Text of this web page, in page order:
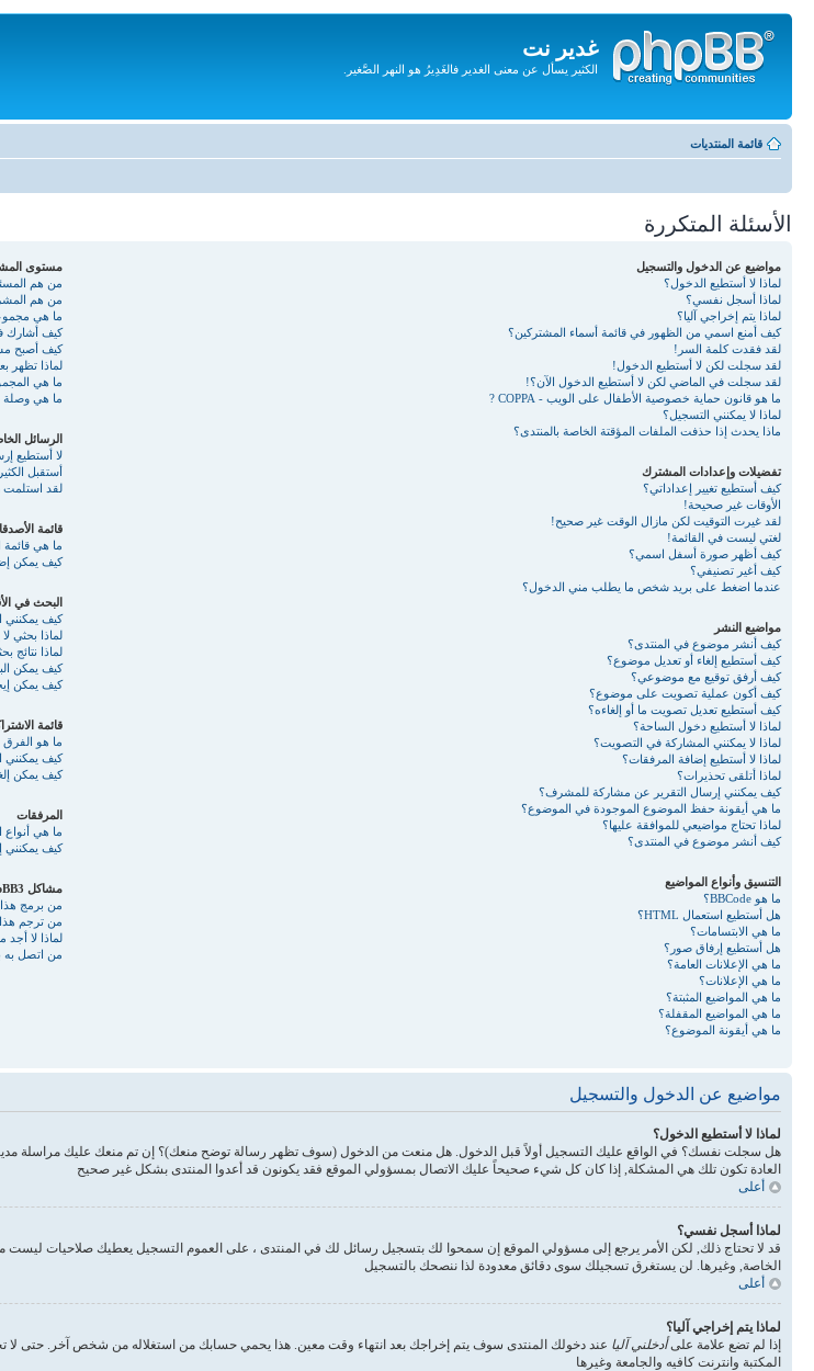
غدير نت
الكثير يسأل عن معنى الغدير فالغَدِيرُ هو النهر الصَّغير.
المحتويات
قائمة المنتديات
الأسئلة المتكررة
مواضيع عن الدخول والتسجيل
لماذا لا أستطيع الدخول؟
لماذا أسجل نفسي؟
لماذا يتم إخراجي آليا؟
كيف أمنع اسمي من الظهور في قائمة أسماء المشتركين؟
لقد فقدت كلمة السر!
لقد سجلت لكن لا أستطيع الدخول!
لقد سجلت في الماضي لكن لا أستطيع الدخول الآن؟!
ما هو قانون حماية خصوصية الأطفال على الويب - COPPA ?
لماذا لا يمكنني التسجيل؟
ماذا يحدث إذا حذفت الملفات المؤقتة الخاصة بالمنتدى؟
تفضيلات وإعدادات المشترك
كيف أستطيع تغيير إعداداتي؟
الأوقات غير صحيحة!
لقد غيرت التوقيت لكن مازال الوقت غير صحيح!
لغتي ليست في القائمة!
كيف أظهر صورة أسفل اسمي؟
كيف أغير تصنيفي؟
عندما اضغط على بريد شخص ما يطلب مني الدخول؟
مواضيع النشر
كيف أنشر موضوع في المنتدى؟
كيف أستطيع إلغاء أو تعديل موضوع؟
كيف أرفق توقيع مع موضوعي؟
كيف أكون عملية تصويت على موضوع؟
كيف أستطيع تعديل تصويت ما أو إلغاءه؟
لماذا لا أستطيع دخول الساحة؟
لماذا لا يمكنني المشاركة في التصويت؟
لماذا لا أستطيع إضافة المرفقات؟
لماذا أتلقى تحذيرات؟
كيف يمكنني إرسال التقرير عن مشاركة للمشرف؟
ما هي أيقونة حفظ الموضوع الموجودة في الموضوع؟
لماذا تحتاج مواضيعي للموافقة عليها؟
كيف أنشر موضوع في المنتدى؟
التنسيق وأنواع المواضيع
ما هو BBCode؟
هل أستطيع استعمال HTML؟
ما هي الابتسامات؟
هل أستطيع إرفاق صور؟
ما هي الإعلانات العامة؟
ما هي الإعلانات؟
ما هي المواضيع المثبتة؟
ما هي المواضيع المقفلة؟
ما هي أيقونة الموضوع؟
مستوى
من هم
من هم
ما هي
كيف أشارك
كيف أصبح
لماذا تظهر
ما هي
ما هي وصلة
الرسائل
لا أستطيع
أستقبل
لقد استلمت
قائمة
ما هي قائمة
كيف يمكن
البحث في
كيف يمكنني
لماذا بحثي
لماذا نتائج
كيف يمكن
كيف يمكن
قائمة
ما هو الفرق
كيف يمكنني
كيف يمكن
المرفقات
ما هي
كيف يمكنني
مشاكل phpBB3
من برمج هذا
من ترجم هذا
لماذا لا أجد
من اتصل به
مواضيع عن الدخول والتسجيل
لماذا لا أستطيع الدخول؟
هل سجلت نفسك؟ في الواقع عليك التسجيل أولاً قبل الدخول. هل منعت من الدخول (سوف تظهر رسالة توضح منعك)؟ إن تم منعك عليك مراسلة
العادة تكون تلك هي المشكلة, إذا كان كل شيء صحيحاً عليك الاتصال بمسؤولي الموقع فقد يكونون قد أعدوا المنتدى بشكل غير صحيح
أعلى
لماذا أسجل نفسي؟
قد لا تحتاج ذلك, لكن الأمر يرجع إلى مسؤولي الموقع إن سمحوا لك بتسجيل رسائل لك في المنتدى ، على العموم التسجيل يعطيك صلاحيات
الخاصة, وغيرها. لن يستغرق تسجيلك سوى دقائق معدودة لذا ننصحك بالتسجيل
أعلى
لماذا يتم إخراجي آليا؟
إذا لم تضع علامة علىأدخلني آليا عند دخولك المنتدى سوف يتم إخراجك بعد انتهاء وقت معين. هذا يحمي حسابك من استغلاله من شخص آخر. حتى لا
المكتبة وانترنت كافيه والجامعة وغيرها